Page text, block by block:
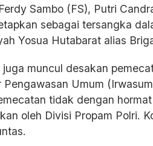
Sambo (FS), Putri
sebagai tersangka
Yosua Hutabarat alias
juga muncul desakan
Pengawasan Umum
tidak dengan
oleh Divisi Propam Polri.